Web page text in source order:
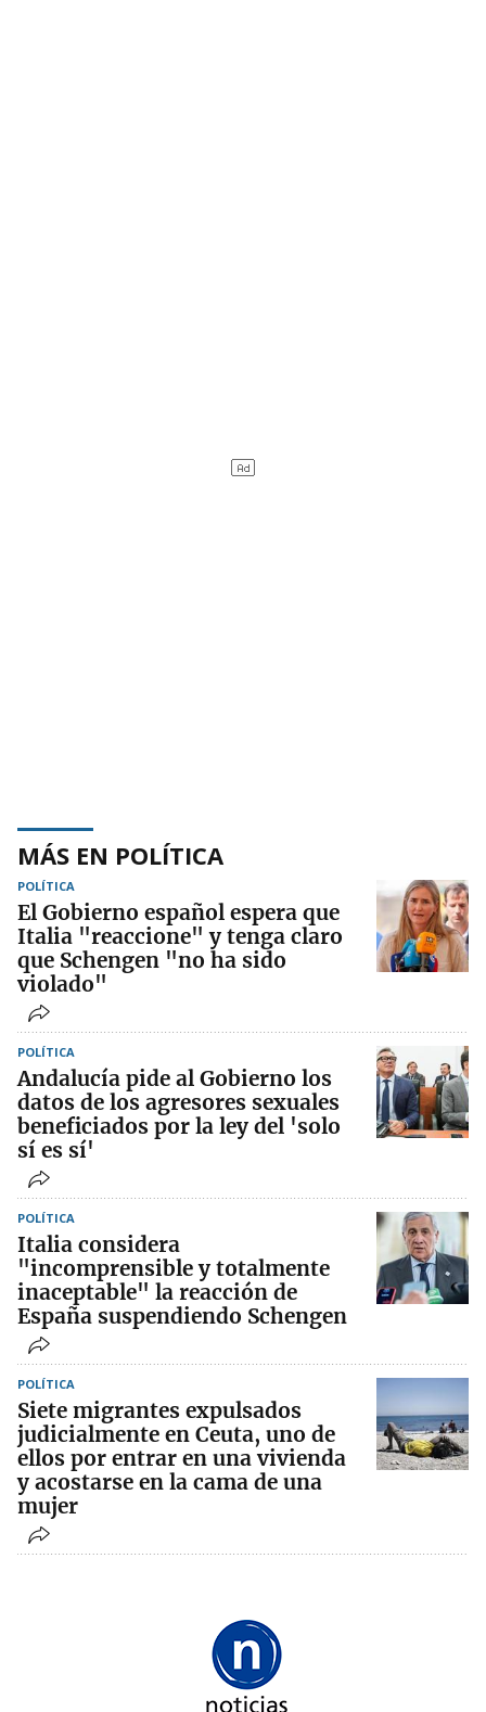
MÁS EN POLÍTICA
POLÍTICA
El Gobierno español espera que
Italia "reaccione" y tenga claro
que Schengen "no ha sido
violado"
POLÍTICA
Andalucía pide al Gobierno los
datos de los agresores sexuales
beneficiados por la ley del 'solo
sí es sí'
POLÍTICA
Italia considera
"incomprensible y totalmente
inaceptable" la reacción de
España suspendiendo Schengen
POLÍTICA
Siete migrantes expulsados
judicialmente en Ceuta, uno de
ellos por entrar en una vivienda
y acostarse en la cama de una
mujer